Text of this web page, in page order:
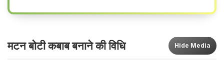
मटन बोटी कबाब बनाने की वि​धि Hide Media